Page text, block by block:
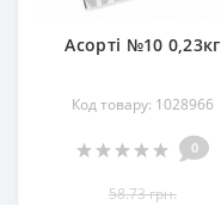
Асорті №10 0,23кг
Код товару: 1028966
0
58.73 грн.